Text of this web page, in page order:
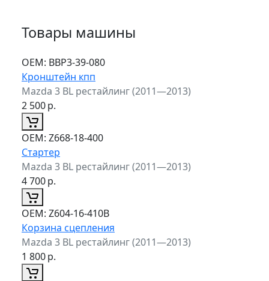
Товары машины
ОЕМ: BBP3-39-080
Кронштейн кпп
Mazda 3 BL рестайлинг (2011—2013)
2 500р.
ОЕМ: Z668-18-400
Стартер
Mazda 3 BL рестайлинг (2011—2013)
4 700р.
ОЕМ: Z604-16-410B
Корзина сцепления
Mazda 3 BL рестайлинг (2011—2013)
1 800р.